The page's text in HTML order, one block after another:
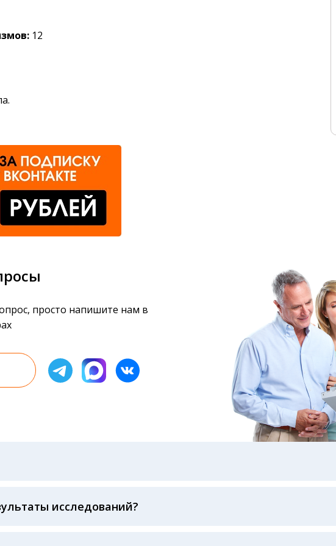
12
просто напишите нам в
или чека об оплате
исследований?
тестов обеспечивается соблюдением международных